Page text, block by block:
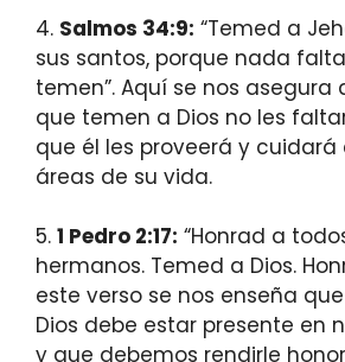
4. Salmos 34:9: “Temed a
sus santos, porque nada
temen”. Aquí se nos asegura
que temen a Dios no les
que él les proveerá y cuidará
áreas de su vida.
5. 1 Pedro 2:17: “Honrad a
hermanos. Temed a Dios.
este verso se nos enseña
Dios debe estar presente en
y que debemos rendirle